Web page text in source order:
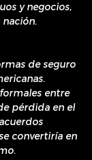
y negocios,
de seguro
entre
pérdida en el
convertiría en